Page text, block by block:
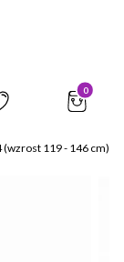
(wzrost 119 - 146 cm)